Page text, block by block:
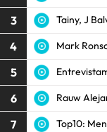
3 Tainy, J
4 Mark
5
6 Rauw
7 Top10: